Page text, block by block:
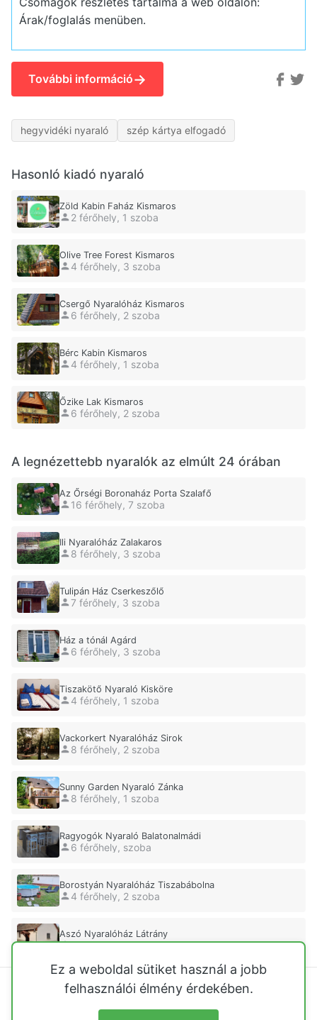
Árak/foglalás menüben.
További információ→
hegyvidéki nyaraló szép kártya elfogadó
Hasonló kiadó nyaraló
Zöld Kabin Faház Kismaros
2 férőhely, 1 szoba
Olive Tree Forest Kismaros
4 férőhely, 3 szoba
Csergő Nyaralóház Kismaros
6 férőhely, 2 szoba
Bérc Kabin Kismaros
4 férőhely, 1 szoba
Őzike Lak Kismaros
6 férőhely, 2 szoba
A legnézettebb nyaralók az elmúlt 24 órában
Az Őrségi Boronaház Porta Szalafő
16 férőhely, 7 szoba
Ili Nyaralóház Zalakaros
8 férőhely, 3 szoba
Tulipán Ház Cserkeszőlő
7 férőhely, 3 szoba
Ház a tónál Agárd
6 férőhely, 3 szoba
Tiszakötő Nyaraló Kisköre
4 férőhely, 1 szoba
Vackorkert Nyaralóház Sirok
8 férőhely, 2 szoba
Sunny Garden Nyaraló Zánka
8 férőhely, 1 szoba
Ragyogók Nyaraló Balatonalmádi
6 férőhely, szoba
Borostyán Nyaralóház Tiszabábolna
4 férőhely, 2 szoba
Aszó Nyaralóház Látrány
2 férőhely, 1 szoba
Közvetlen vízparti nyaralók
Ez a weboldal sütiket használ a jobb
felhasználói élmény érdekében.